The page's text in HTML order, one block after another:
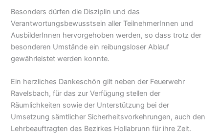
Besonders dürfen die Disziplin und das
Verantwortungsbewusstsein aller TeilnehmerInnen und
AusbilderInnen hervorgehoben werden, so dass trotz der
besonderen Umstände ein reibungsloser Ablauf
gewährleistet werden konnte.
Ein herzliches Dankeschön gilt neben der Feuerwehr
Ravelsbach, für das zur Verfügung stellen der
Räumlichkeiten sowie der Unterstützung bei der
Umsetzung sämtlicher Sicherheitsvorkehrungen, auch den
Lehrbeauftragten des Bezirkes Hollabrunn für ihre Zeit.